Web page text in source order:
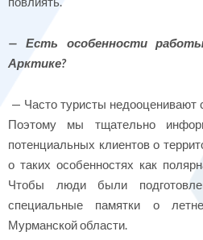
— Есть особенности
Арктике?
— Часто туристы недооценивают
Поэтому мы тщательно
потенциальных клиентов о
о таких особенностях как
Чтобы люди были
специальные памятки о
Мурманской области.